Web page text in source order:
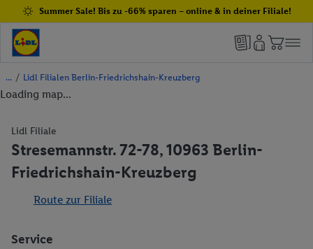
Summer Sale! Bis zu -66% sparen – online & in deiner Filiale!
/ Lidl Filialen Berlin-Friedrichshain-Kreuzberg
Loading map...
Lidl Filiale
Stresemannstr. 72-78, 10963 Berlin-
Friedrichshain-Kreuzberg
Route zur Filiale
Service